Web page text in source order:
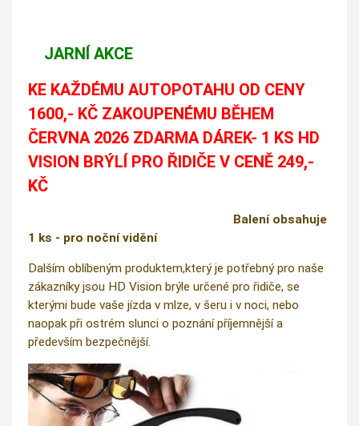
JARNÍ AKCE
KE KAŽDÉMU AUTOPOTAHU OD CENY
1600,- KČ ZAKOUPENÉMU BĚHEM
ČERVNA 2026 ZDARMA DÁREK- 1 KS HD
VISION BRÝLÍ PRO ŘIDIČE V CENĚ 249,-
KČ
Balení obsahuje
1 ks - pro noční vidění
Dalším oblíbeným produktem,který je potřebný pro naše
zákazníky jsou HD Vision brýle určené pro řidiče, se
kterými bude vaše jízda v mlze, v šeru i v noci, nebo
naopak při ostrém slunci o poznání příjemnější a
především bezpečnější.